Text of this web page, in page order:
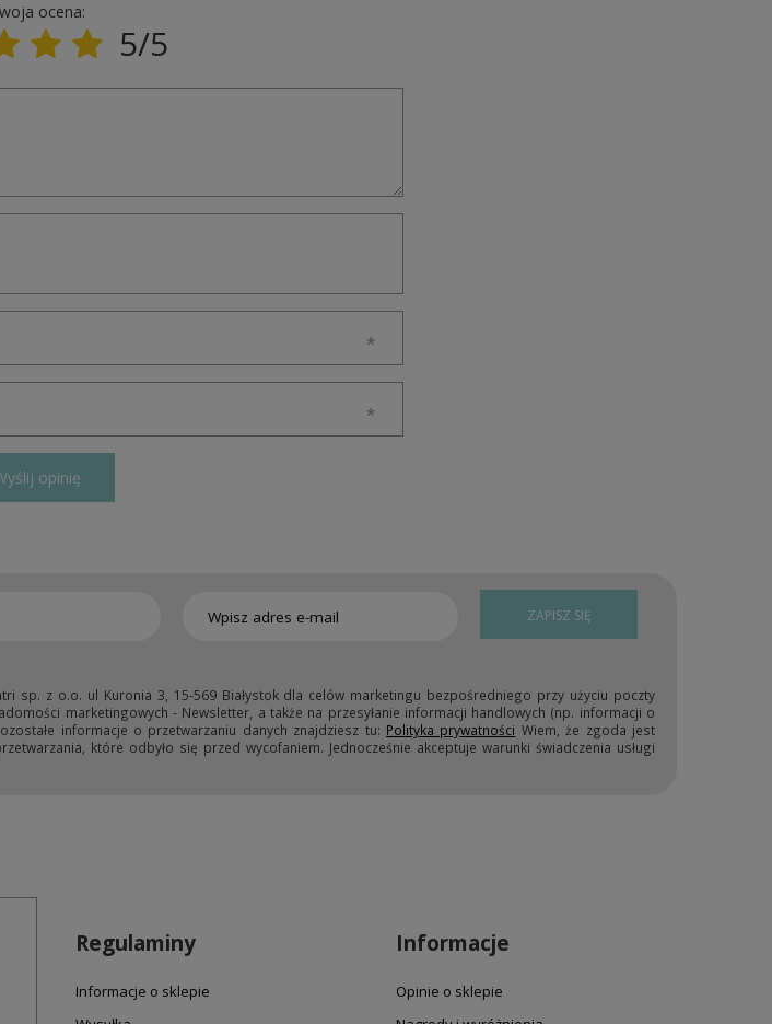
ocena:
5/5
opinię
ZAPISZ SIĘ
sp. z o.o. ul Kuronia 3, 15-569 Białystok dla celów marketingu bezpośredniego przy użyciu poczty
marketingowych - Newsletter, a także na przesyłanie informacji handlowych (np. informacji o
informacje o przetwarzaniu danych znajdziesz tu: Polityka prywatności Wiem, że zgoda jest
które odbyło się przed wycofaniem. Jednocześnie akceptuje warunki świadczenia usługi
Regulaminy
Informacje o sklepie
Informacje
Opinie o sklepie